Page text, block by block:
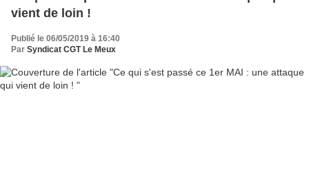
vient de loin !
Publié le 06/05/2019 à 16:40
Par Syndicat CGT Le Meux